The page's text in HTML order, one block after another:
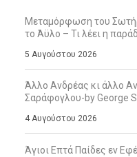
Μεταμόρφωση του
το Άϋλο – Τι λέει η
5 Αυγούστου 2026
Άλλο Ανδρέας κι άλλο
Σαράφογλου-by George
4 Αυγούστου 2026
Άγιοι Επτά Παίδες εν